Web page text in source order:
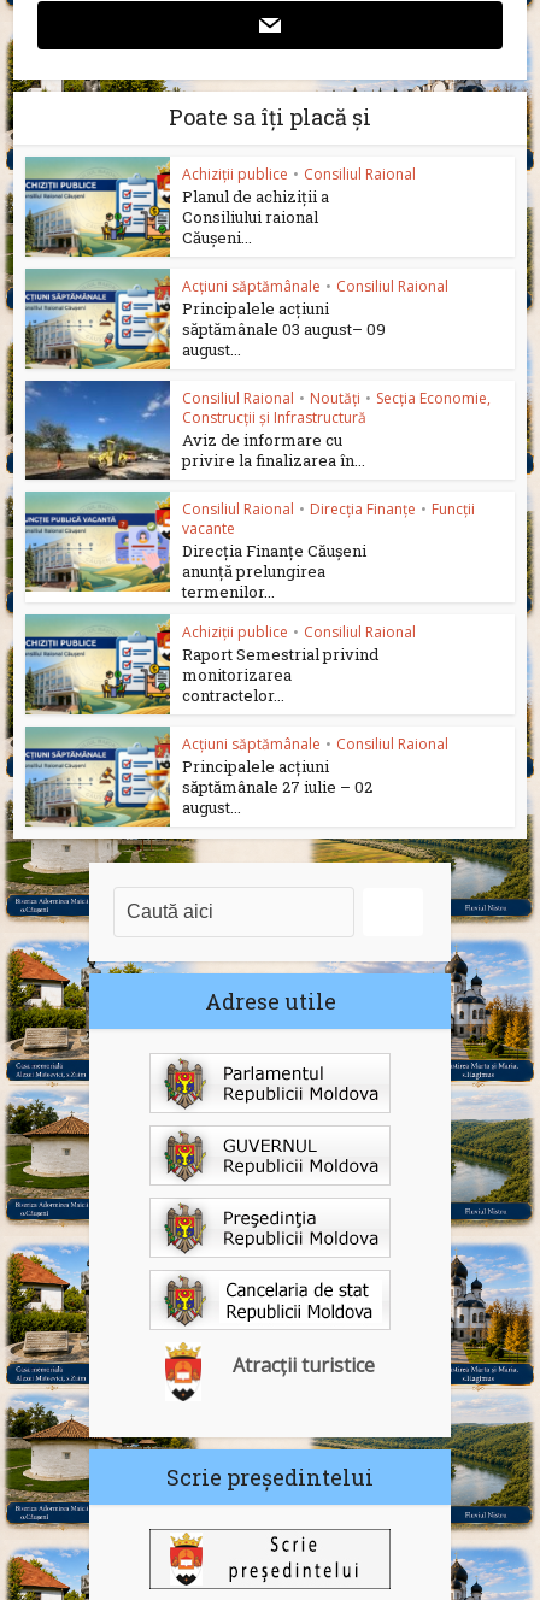
Poate sa îți placă și
Achiziții publice • Consiliul Raional
Planul de achiziții a
Consiliului raional
Căușeni...
Acțiuni săptămânale • Consiliul Raional
Principalele acțiuni
săptămânale 03 august– 09
august...
Consiliul Raional • Noutăți • Secția Economie,
Construcții și Infrastructură
Aviz de informare cu
privire la finalizarea în...
Consiliul Raional • Direcția Finanțe • Funcții
vacante
Direcția Finanțe Căușeni
anunță prelungirea
termenilor...
Achiziții publice • Consiliul Raional
Raport Semestrial privind
monitorizarea
contractelor...
Acțiuni săptămânale • Consiliul Raional
Principalele acțiuni
săptămânale 27 iulie – 02
august...
Adrese utile
Atracții turistice
Scrie președintelui